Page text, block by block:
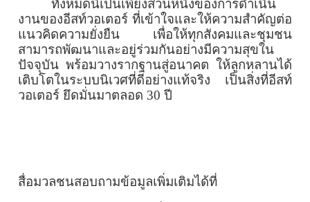
ทั้งหมดนี้เป็นเพียงส่วนหนึ่งของการดำเนิน
งานของอีสท์วอเตอร์ ที่เข้าใจและให้ความสำคัญต่อ
แนวคิดความยั่งยืน เพื่อให้ทุกสังคมและชุมชน
สามารถพัฒนาและอยู่ร่วมกันอย่างมีความสุขใน
ปัจจุบัน พร้อมวางรากฐานสู่อนาคต ให้ลูกหลานได้
เติบโตในระบบนิเวศที่ดีอย่างแท้จริง เป็นสิ่งที่อีสท์
วอเตอร์ ยึดมั่นมาตลอด 30 ปี
สื่อมวลชนสอบถามข้อมูลเพิ่มเติมได้ที่